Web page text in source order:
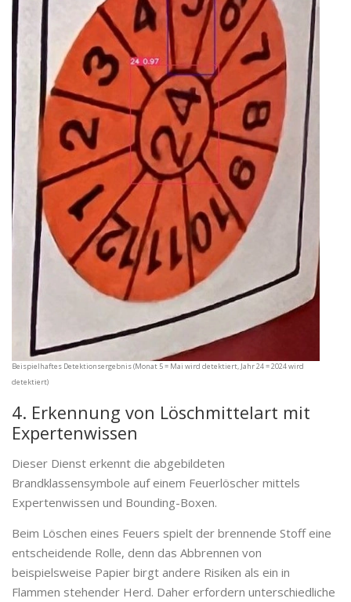
Beispielhaftes Detektionsergebnis (Monat 5 = Mai wird detektiert, Jahr 24 = 2024 wird
detektiert)
4. Erkennung von Löschmittelart mit
Expertenwissen
Dieser Dienst erkennt die abgebildeten
Brandklassensymbole auf einem Feuerlöscher mittels
Expertenwissen und Bounding-Boxen.
Beim Löschen eines Feuers spielt der brennende Stoff eine
entscheidende Rolle, denn das Abbrennen von
beispielsweise Papier birgt andere Risiken als ein in
Flammen stehender Herd. Daher erfordern unterschiedliche